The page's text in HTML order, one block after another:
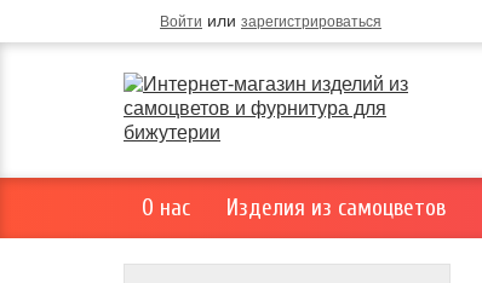
Войти или зарегистрироваться
О нас Изделия из самоцветов